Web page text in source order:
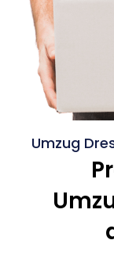
Umzug